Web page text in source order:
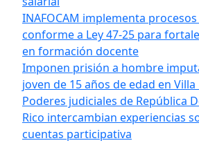
INAFOCAM implementa
conforme a Ley 47-25 para
en formación docente
Imponen prisión a hombre
joven de 15 años de edad en
Poderes judiciales de República
Rico intercambian experiencias
cuentas participativa